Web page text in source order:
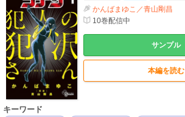
かんばまゆこ／青山剛昌
10巻配信中
サンプル
本編を読む
キーワード